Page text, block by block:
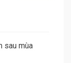
sau mùa